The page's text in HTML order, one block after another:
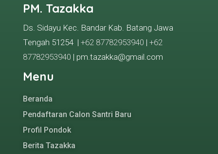
PM. Tazakka
Ds. Sidayu Kec. Bandar Kab. Batang Jawa
Tengah 51254 | +62 87782953940 | +62
87782953940 | pm.tazakka@gmail.com
Menu
Beranda
Pendaftaran Calon Santri Baru
Profil Pondok
Berita Tazakka